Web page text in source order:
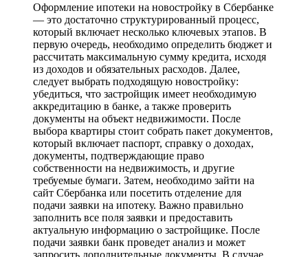
Оформление ипотеки на новостройку в Сбербанке
— это достаточно структурированный процесс,
который включает несколько ключевых этапов. В
первую очередь, необходимо определить бюджет и
рассчитать максимальную сумму кредита, исходя
из доходов и обязательных расходов. Далее,
следует выбрать подходящую новостройку:
убедиться, что застройщик имеет необходимую
аккредитацию в банке, а также проверить
документы на объект недвижимости. После
выбора квартиры стоит собрать пакет документов,
который включает паспорт, справку о доходах,
документы, подтверждающие право
собственности на недвижимость, и другие
требуемые бумаги. Затем, необходимо зайти на
сайт Сбербанка или посетить отделение для
подачи заявки на ипотеку. Важно правильно
заполнить все поля заявки и предоставить
актуальную информацию о застройщике. После
подачи заявки банк проведет анализ и может
запросить дополнительные документы. В случае